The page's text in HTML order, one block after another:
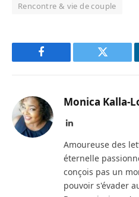
Rencontre & vie de couple
Facebook Twitter
Monica Kalla-
LinkedIn
Amoureuse des
éternelle
conçois pas un
pouvoir s'évader